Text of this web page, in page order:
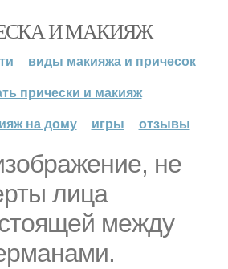
И МАКИЯЖ
виды макияжа и причесок
прически и макияж
на дому
игры отзывы
не
лица
между